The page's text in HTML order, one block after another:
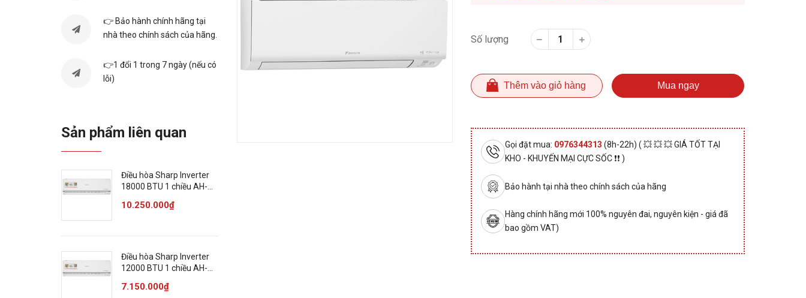
Số lượng
Thêm vào giỏ hàng Mua ngay
Gọi đặt mua: 0976344313 (8h-22h) ( 💥 💥 💥 GIÁ TỐT TẠI
KHO - KHUYẾN MẠI CỰC SỐC ❗❗ )
Bảo hành tại nhà theo chính sách của hãng
Hàng chính hãng mới 100% nguyên đai, nguyên kiện - giá đã
bao gồm VAT)
👉 Bảo hành chính hãng tại
nhà theo chính sách của hãng.
👉1 đổi 1 trong 7 ngày (nếu có
lỗi)
Sản phẩm liên quan
Điều hòa Sharp Inverter
18000 BTU 1 chiều AH-
10.250.000₫
Điều hòa Sharp Inverter
12000 BTU 1 chiều AH-
7.150.000₫